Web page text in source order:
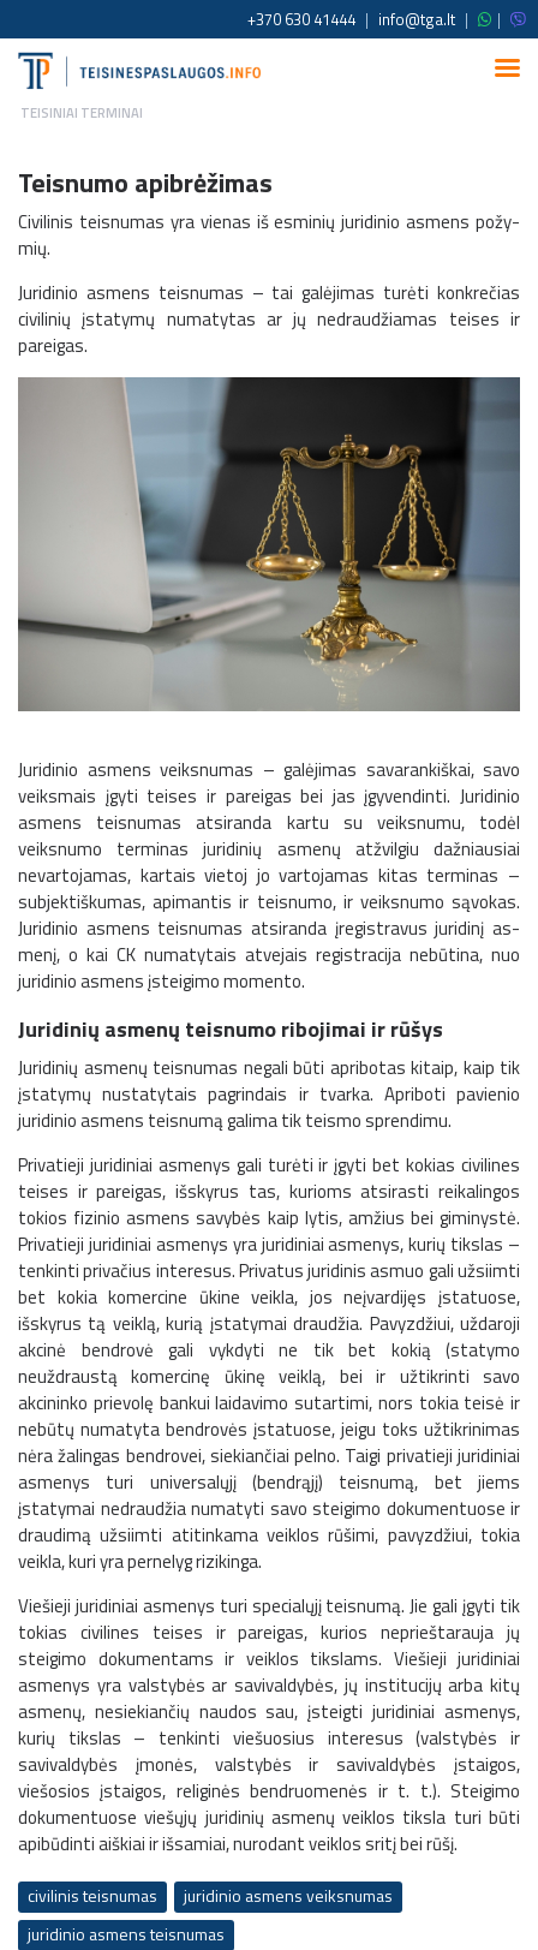
+370 630 41444 | info@tga.lt | |
TEISINIAI TERMINAI
Teisnumo apibrėžimas
Civilinis teisnumas yra vienas iš esminių juridinio asmens požy­
mių.
Juridinio asmens teisnumas – tai galėjimas turėti konkrečias
civi­linių įstatymų numatytas ar jų nedraudžiamas teises ir
pareigas.
Juri­dinio asmens veiksnumas – galėjimas savarankiškai, savo
veiksmais įgyti teises ir pareigas bei jas įgyvendinti. Juridinio
asmens teisnumas atsiranda kartu su veiksnumu, todėl
veiksnumo terminas juridinių asme­nų atžvilgiu dažniausiai
nevartojamas, kartais vietoj jo vartojamas ki­tas terminas –
subjektiškumas, apimantis ir teisnumo, ir veiksnumo sąvokas.
Juridinio asmens teisnumas atsiranda įregistravus juridinį as­
menį, o kai CK numatytais atvejais registracija nebūtina, nuo
juridi­nio asmens įsteigimo momento.
Juridinių asmenų teisnumo ribojimai ir rūšys
Juridinių asmenų teisnumas negali būti apribotas kitaip, kaip tik
įstatymų nustatytais pagrindais ir tvarka. Apriboti pavienio
juridinio asmens teisnumą galima tik teismo sprendimu.
Privatieji juridiniai asmenys gali turėti ir įgyti bet kokias civilines
tei­ses ir pareigas, išskyrus tas, kurioms atsirasti reikalingos
tokios fizinio asmens savybės kaip lytis, amžius bei giminystė.
Privatieji juridiniai asmenys yra juridiniai asmenys, kurių tikslas –
tenkinti privačius interesus. Priva­tus juridinis asmuo gali užsiimti
bet kokia komercine ūkine veikla, jos neįvardijęs įstatuose,
išskyrus tą veiklą, kurią įstatymai draudžia. Pavyzdžiui, uždaroji
akcinė bendrovė gali vykdyti ne tik bet kokią (statymo
neuždraustą komercinę ūkinę veiklą, bei ir užtikrinti savo
akcininko prievolę bankui laidavimo sutartimi, nors tokia teisė ir
ne­būtų numatyta bendrovės įstatuose, jeigu toks užtikrinimas
nėra ža­lingas bendrovei, siekiančiai pelno. Taigi privatieji juridiniai
asmenys turi universalųjį (bendrąjį) teisnumą, bet jiems
įstatymai nedraudžia numatyti savo steigimo dokumentuose ir
draudimą užsiimti atitinka­ma veiklos rūšimi, pavyzdžiui, tokia
veikla, kuri yra pernelyg rizikinga.
Viešieji juridiniai asmenys turi specialųjį teisnumą. Jie gali įgyti tik
tokias civilines teises ir pareigas, kurios neprieštarauja jų
steigimo dokumentams ir veiklos tikslams. Viešieji juridiniai
asmenys yra valstybės ar savivaldybės, jų institucijų arba kitų
asmenų, nesiekiančių naudos sau, įsteigti juridiniai asmenys,
kurių tikslas – tenkinti viešuosius interesus (valstybės ir
savivaldybės įmonės, valstybės ir savivaldybės įstaigos,
viešosios įstaigos, religinės bendruomenės ir t. t.). Steigimo
dokumentuose viešųjų juridinių asmenų veiklos tiksla turi būti
apibūdinti aiškiai ir išsamiai, nurodant veiklos sritį bei rūšį.
civilinis teisnumas
juri­dinio asmens veiksnumas
juridinio asmens teisnumas